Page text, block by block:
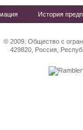
История
© 2009. Общество с
429820, Россия,